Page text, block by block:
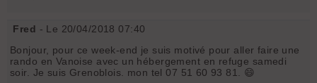
Fred - Le 20/04/2018 07:40
Bonjour, pour ce week-end je suis motivé pour aller faire une
rando en Vanoise avec un hébergement en refuge samedi
soir. Je suis Grenoblois. mon tel 07 51 60 93 81. 😄